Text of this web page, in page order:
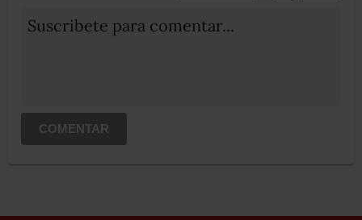
Suscribete para comentar...
COMENTAR